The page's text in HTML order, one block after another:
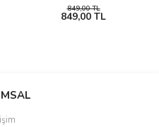
849,00 TL
849,00 TL